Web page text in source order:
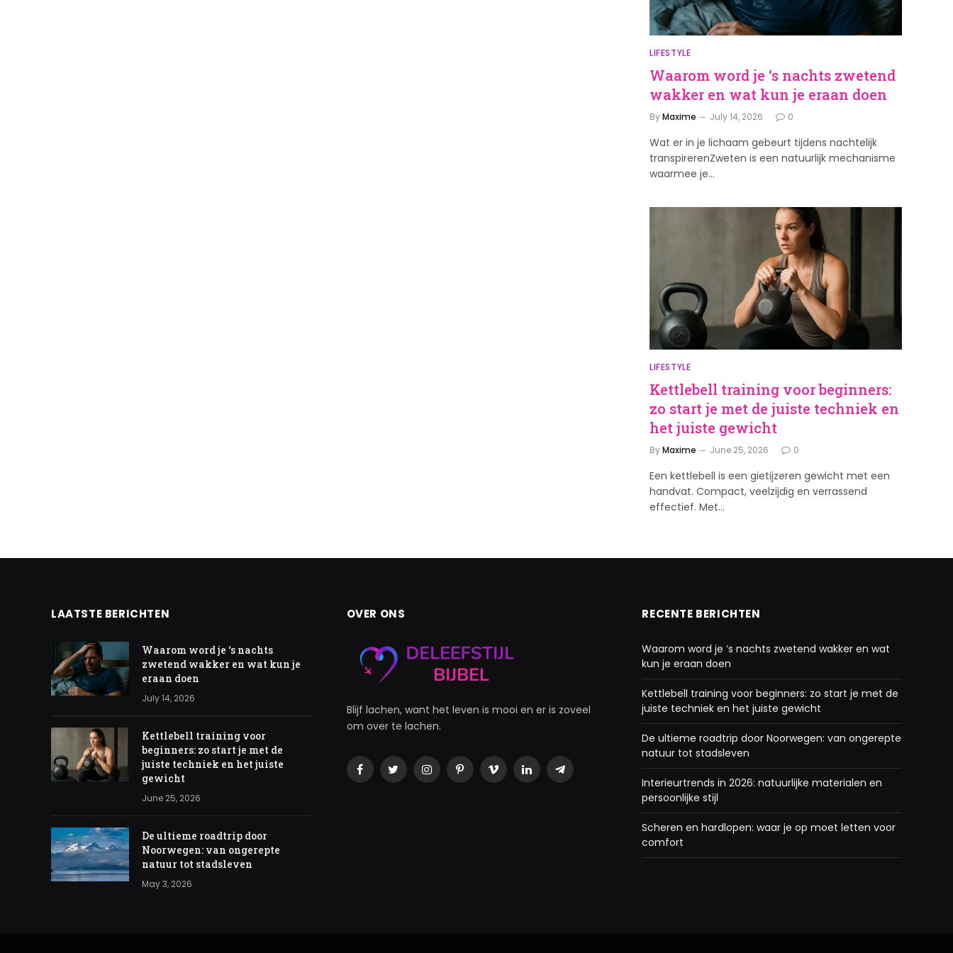
LIFESTYLE
Waarom word je ‘s nachts zwetend
wakker en wat kun je eraan doen
ByMaxime July 14, 2026 0
Wat er in je lichaam gebeurt tijdens nachtelijk
transpirerenZweten is een natuurlijk mechanisme
waarmee je…
LIFESTYLE
Kettlebell training voor beginners:
zo start je met de juiste techniek en
het juiste gewicht
ByMaxime June 25, 2026 0
Een kettlebell is een gietijzeren gewicht met een
handvat. Compact, veelzijdig en verrassend
effectief. Met…
LAATSTE BERICHTEN
Waarom word je ‘s nachts
zwetend wakker en wat kun je
eraan doen
July 14, 2026
Kettlebell training voor
beginners: zo start je met de
juiste techniek en het juiste
gewicht
June 25, 2026
De ultieme roadtrip door
Noorwegen: van ongerepte
natuur tot stadsleven
May 3, 2026
OVER ONS
Blijf lachen, want het leven is mooi en er is zoveel
om over te lachen.
FacebookTwitterInstagramPinterestVimeoLinkedInTelegram
RECENTE BERICHTEN
Waarom word je ‘s nachts zwetend wakker en wat
kun je eraan doen
Kettlebell training voor beginners: zo start je met de
juiste techniek en het juiste gewicht
De ultieme roadtrip door Noorwegen: van ongerepte
natuur tot stadsleven
Interieurtrends in 2026: natuurlijke materialen en
persoonlijke stijl
Scheren en hardlopen: waar je op moet letten voor
comfort